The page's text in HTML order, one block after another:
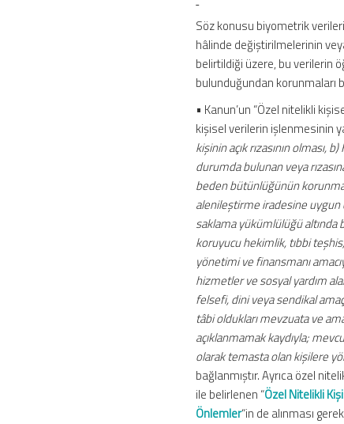
Söz konusu biyometrik
hâlinde değiştirilmelerinin
belirtildiği üzere, bu verilerin
bulunduğundan korunmaları
• Kanun’un “Özel nitelikli
kişisel verilerin işlenmesinin
kişinin açık rızasının olması,
durumda bulunan veya
beden bütünlüğünün
alenileştirme iradesine uygun
saklama yükümlülüğü altında
koruyucu hekimlik, tıbbi
yönetimi ve finansmanı
hizmetler ve sosyal yardım
felsefi, dini veya sendikal
tâbi oldukları mevzuata ve
açıklanmamak kaydıyla;
olarak temasta olan kişilere
bağlanmıştır. Ayrıca özel
ile belirlenen “Özel Nitelikli
Önlemler“in de alınması